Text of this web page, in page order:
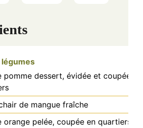
pomme dessert, évidée et coupée en
de mangue fraîche
orange pelée, coupée en quartiers